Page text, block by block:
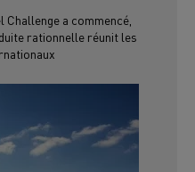
a commencé,
rationnelle réunit les